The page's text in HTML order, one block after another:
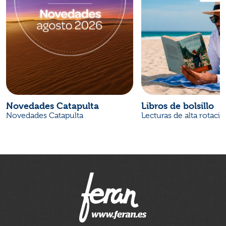
Novedades Catapulta
Novedades Catapulta
Libros de bolsillo
Lecturas de alta